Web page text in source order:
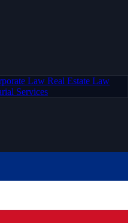
Law Real Estate Law
Services